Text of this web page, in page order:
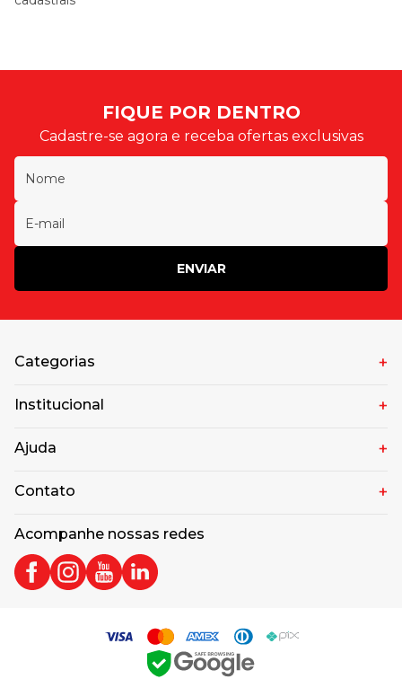
FIQUE POR DENTRO
Cadastre-se agora e receba ofertas exclusivas
ENVIAR
Categorias
Institucional
Ajuda
Contato
Acompanhe nossas redes